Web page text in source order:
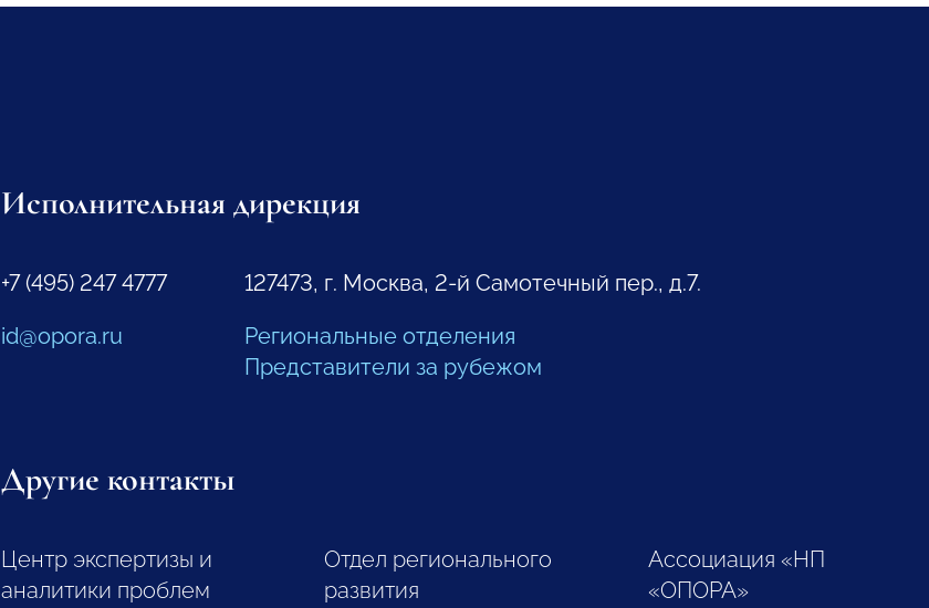
Исполнительная дирекция
+7 (495) 247 4777
id@opora.ru
127473, г. Москва, 2-й Самотечный пер., д.7.
Региональные отделения
Представители за рубежом
Другие контакты
Центр экспертизы и
аналитики проблем
Отдел регионального
развития
Ассоциация «НП
«ОПОРА»